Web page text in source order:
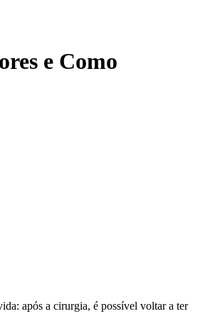
e Como
após a cirurgia, é possível voltar a ter